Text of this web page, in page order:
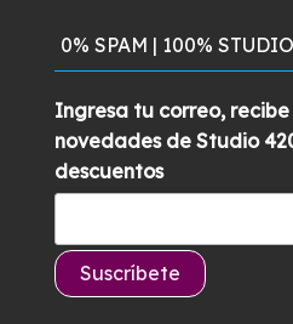
0% SPAM | 100%
Ingresa tu correo,
novedades de Studio
descuentos